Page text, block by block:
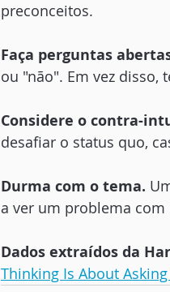
preconceitos.
Faça perguntas
ou "não". Em vez disso,
Considere o contra-
desafiar o status quo,
Durma com o tema.
a ver um problema com
Dados extraídos da
Thinking Is About